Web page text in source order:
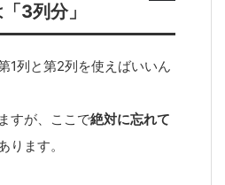
「3列分」
1列と第2列を使えばいいん
すが、ここで絶対に忘れて
ります。